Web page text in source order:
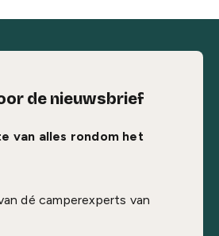
de nieuwsbrief
van alles rondom het
dé camperexperts van